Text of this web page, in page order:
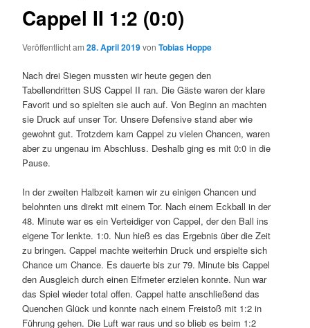
Cappel II 1:2 (0:0)
Veröffentlicht am28. April 2019vonTobias Hoppe
Nach drei Siegen mussten wir heute gegen den
Tabellendritten SUS Cappel II ran. Die Gäste waren der klare
Favorit und so spielten sie auch auf. Von Beginn an machten
sie Druck auf unser Tor. Unsere Defensive stand aber wie
gewohnt gut. Trotzdem kam Cappel zu vielen Chancen, waren
aber zu ungenau im Abschluss. Deshalb ging es mit 0:0 in die
Pause.
In der zweiten Halbzeit kamen wir zu einigen Chancen und
belohnten uns direkt mit einem Tor. Nach einem Eckball in der
48. Minute war es ein Verteidiger von Cappel, der den Ball ins
eigene Tor lenkte. 1:0. Nun hieß es das Ergebnis über die Zeit
zu bringen. Cappel machte weiterhin Druck und erspielte sich
Chance um Chance. Es dauerte bis zur 79. Minute bis Cappel
den Ausgleich durch einen Elfmeter erzielen konnte. Nun war
das Spiel wieder total offen. Cappel hatte anschließend das
Quenchen Glück und konnte nach einem Freistoß mit 1:2 in
Führung gehen. Die Luft war raus und so blieb es beim 1:2